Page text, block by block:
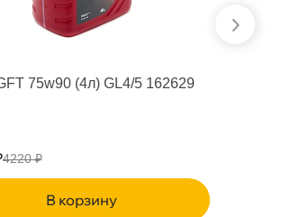
75w90 (4л) GL4/5 162629
4220 ₽
корзину